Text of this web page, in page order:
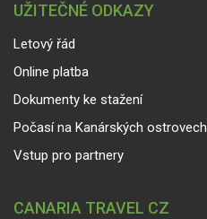
UŽITEČNÉ ODKAZY
Letový řád
Online platba
Dokumenty ke stažení
Počasí na Kanárských ostrovech
Vstup pro partnery
CANARIA TRAVEL CZ